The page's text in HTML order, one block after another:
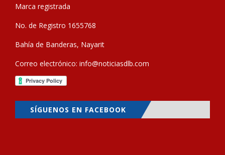
Marca registrada
No. de Registro 1655768
Bahía de Banderas, Nayarit
Correo electrónico: info@noticiasdlb.com
SÍGUENOS EN FACEBOOK